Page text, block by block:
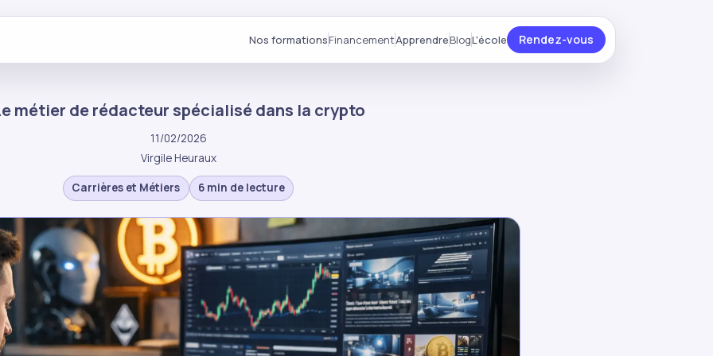
Nos formationsFinancementApprendreBlogL'école Rendez-vous
métier de rédacteur spécialisé dans la crypto
11/02/2026
Virgile Heuraux
Carrières et Métiers 6 min de lecture